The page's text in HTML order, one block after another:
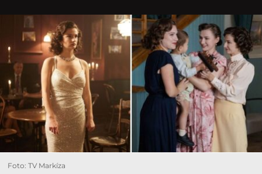
Foto: TV Markíza